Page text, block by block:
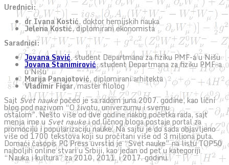
Urednici:
dr Ivana Kostić, doktor hemijskih nauka
Jelena Kostić, diplomirani ekonomista
Saradnici:
Jovana Savić, student Departmana za fiziku PMF-a u Nišu
Jovana Stanimirović, student Departmana za fiziku PMF-a
u Nišu
Marija Panajotović, diplomirani arhitekta
Vladimir Figar, master filolog
Sajt Svet naukepočeo je sa radom juna 2007. godine, kao lični
blog pod nazivom “O životu, univerzumu i svemu
ostalom”. Nešto više od dve godine nakog početka rada, sajt
menja ime u Svet naukei od ličnog bloga postaje portal za
promociju i popularizaciju nauke. Na sajtu je do sada objavljeno
više od 1700 tekstova koji su pročitani više od 3 miliona puta.
Domaći časopis PC Press uvrstio je “Svet nauke” na listu TOP50
najboljih online stvari u Srbiji, kao jedan od pet u kategoriji
“Nauka i kultura” za 2010, 2011. i 2017. godinu.